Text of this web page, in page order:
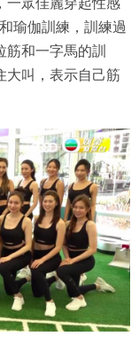
一眾佳麗穿起性感
瑜伽訓練，訓練過
和一字馬的訓
大叫，表示自己筋